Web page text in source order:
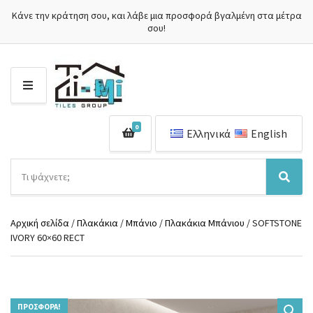
Κάνε την κράτηση σου, και λάβε μια προσφορά βγαλμένη στα μέτρα
σου!
Μ
Ε
ν
μ
α
κ
α
ή
τ
Α
ν
ζ
τ
0 Ελληνικά English
Αρχική σελίδα /Πλακάκια /Μπάνιο /Πλακάκια Μπάνιου / SOFTSTONE
IVORY 60×60 RECT
ΠΡΟΣΦΟΡΆ!